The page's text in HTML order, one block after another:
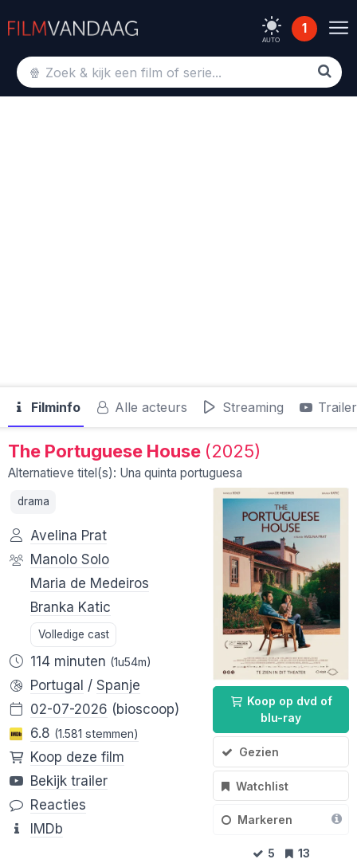
AUTO
1
Filminfo Alle acteurs Streaming Trailer
The Portuguese House (2025)
Alternatieve titel(s): Una quinta portuguesa
Koop op dvd of
blu-ray
Gezien
Watchlist
Markeren
5 13
drama
Avelina Prat
Manolo Solo
Maria de Medeiros
Branka Katic
Volledige cast
114 minuten (1u54m)
Portugal / Spanje
02-07-2026 (bioscoop)
6.8 (1.581 stemmen)
Koop deze film
Bekijk trailer
Reacties
IMDb